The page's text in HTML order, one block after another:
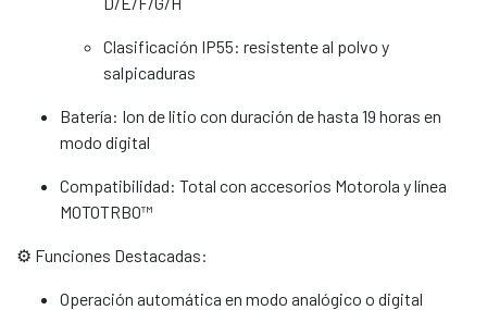
Clasificación IP55: resistente al polvo y
salpicaduras
Batería: Ion de litio con duración de hasta 19 horas en
modo digital
Compatibilidad: Total con accesorios Motorola y línea
MOTOTRBO™
⚙️ Funciones Destacadas:
Operación automática en modo analógico o digital